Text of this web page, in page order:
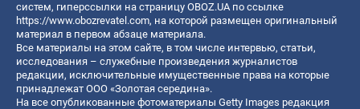
систем, гиперссылки на страницу OBOZ.UA по ссылке
https://www.obozrevatel.com, на которой размещен оригинальный
материал в первом абзаце материала.
Все материалы на этом сайте, в том числе интервью, статьи,
исследования – служебные произведения журналистов
редакции, исключительные имущественные права на которые
принадлежат ООО «Золотая середина».
На все опубликованные фотоматериалы Getty Images редакция